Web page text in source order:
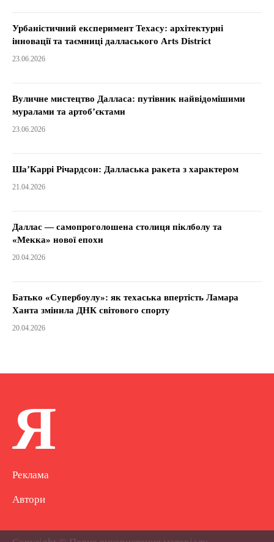
Урбаністичний експеримент Техасу: архітектурні
інновації та таємниці далласького Arts District
23.06.2026
Вуличне мистецтво Далласа: путівник найвідомішими
муралами та артоб’єктами
23.06.2026
Ша’Каррі Річардсон: Далласька ракета з характером
21.04.2026
Даллас — самопроголошена столиця піклболу та
«Мекка» нової епохи
20.04.2026
Батько «Супербоулу»: як техаська впертість Ламара
Ханта змінила ДНК світового спорту
20.04.2026
Я
Реклама
Автори